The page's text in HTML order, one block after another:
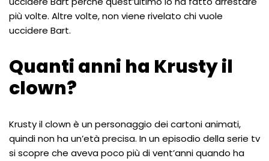
più volte. Altre volte, non viene rivelato chi vuole
uccidere Bart.
Quanti anni ha Krusty il
clown?
Krusty il clown è un personaggio dei cartoni animati,
quindi non ha un’età precisa. In un episodio della serie tv
si scopre che aveva poco più di vent’anni quando ha